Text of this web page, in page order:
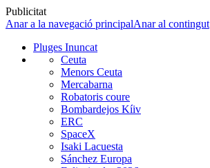
Publicitat
Anar a la navegació principalAnar al contingut
Pluges Inuncat
Ceuta
Menors Ceuta
Mercabarna
Robatoris coure
Bombardejos Kíiv
ERC
SpaceX
Isaki Lacuesta
Sánchez Europa